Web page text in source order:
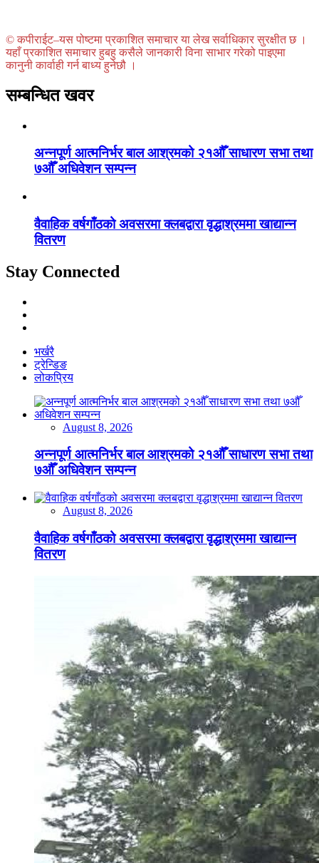
© कपीराईट–यस पोष्टमा प्रकाशित समाचार या लेख सर्वाधिकार सुरक्षीत छ ।
यहाँ प्रकाशित समाचार हुबहु कसैले जानकारी विना साभार गरेको पाइएमा
कानुनी कार्वाही गर्न बाध्य हुनेछौ ।
सम्बन्धित खवर
अन्नपूर्ण आत्मनिर्भर बाल आश्रमको २१औँ साधारण सभा तथा
७औँ अधिवेशन सम्पन्न
वैवाहिक वर्षगाँठको अवसरमा क्लबद्वारा वृद्धाश्रममा खाद्यान्न
वितरण
Stay Connected
भर्खरै
ट्रेन्डिङ
लोकप्रिय
August 8, 2026
अन्नपूर्ण आत्मनिर्भर बाल आश्रमको २१औँ साधारण सभा तथा
७औँ अधिवेशन सम्पन्न
August 8, 2026
वैवाहिक वर्षगाँठको अवसरमा क्लबद्वारा वृद्धाश्रममा खाद्यान्न
वितरण